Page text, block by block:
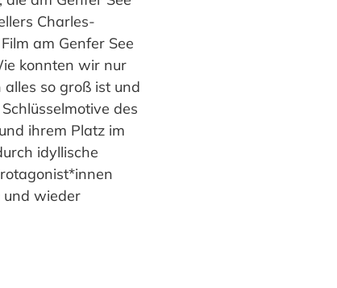
Charles-
am Genfer See
konnten wir nur
so groß ist und
des
ihrem Platz im
idyllische
und wieder